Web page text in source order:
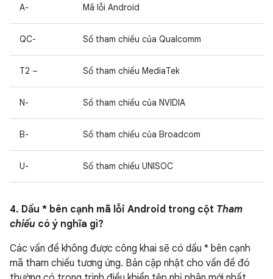
A- Mã lỗi Android
QC- Số tham chiếu của Qualcomm
T2 – Số tham chiếu MediaTek
N- Số tham chiếu của NVIDIA
B- Số tham chiếu của Broadcom
U- Số tham chiếu UNISOC
4. Dấu * bên cạnh mã lỗi Android trong cột Tham
chiếu có ý nghĩa gì?
Các vấn đề không được công khai sẽ có dấu * bên cạnh
mã tham chiếu tương ứng. Bản cập nhật cho vấn đề đó